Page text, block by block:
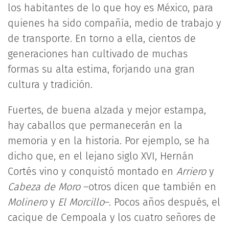
los habitantes de lo que hoy es México, para
quienes ha sido compañía, medio de trabajo y
de transporte. En torno a ella, cientos de
generaciones han cultivado de muchas
formas su alta estima, forjando una gran
cultura y tradición.
Fuertes, de buena alzada y mejor estampa,
hay caballos que permanecerán en la
memoria y en la historia. Por ejemplo, se ha
dicho que, en el lejano siglo XVI, Hernán
Cortés vino y conquistó montado en Arrieroy
Cabeza de Moro–otros dicen que también en
Molinero y El Morcillo–. Pocos años después, el
cacique de Cempoala y los cuatro señores de